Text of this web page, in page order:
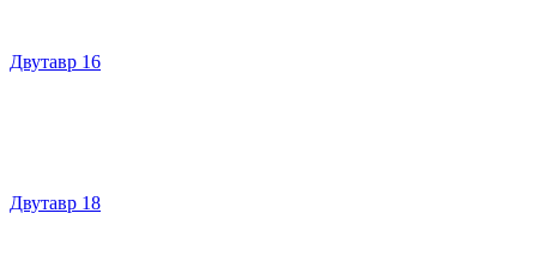
Двутавр 16
Двутавр 18